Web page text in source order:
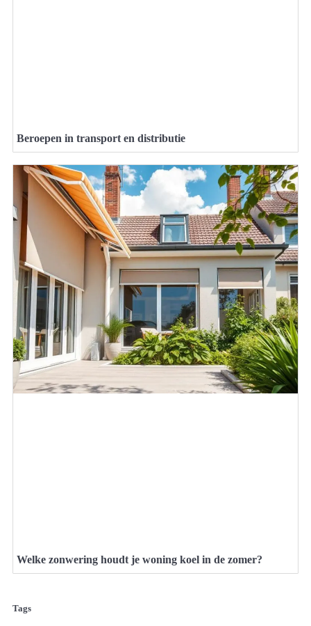
Beroepen in transport en distributie
Welke zonwering houdt je woning koel in de zomer?
Tags